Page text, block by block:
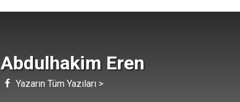
Abdulhakim Eren
Yazarın Tüm Yazıları >